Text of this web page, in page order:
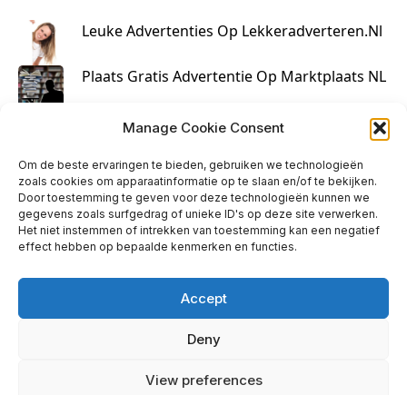
Manage Cookie Consent
Om de beste ervaringen te bieden, gebruiken we technologieën
zoals cookies om apparaatinformatie op te slaan en/of te bekijken.
Door toestemming te geven voor deze technologieën kunnen we
gegevens zoals surfgedrag of unieke ID's op deze site verwerken.
Het niet instemmen of intrekken van toestemming kan een negatief
effect hebben op bepaalde kenmerken en functies.
Accept
Deny
View preferences
Leuke Advertenties Op Lekkeradverteren.nl
Plaats Gratis Advertentie Op Marktplaats NL
Kruisbestuiving Voor Succesvolle Marketing
Contact